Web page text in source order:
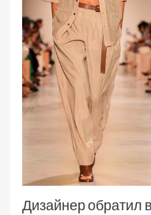
Дизайнер обратил